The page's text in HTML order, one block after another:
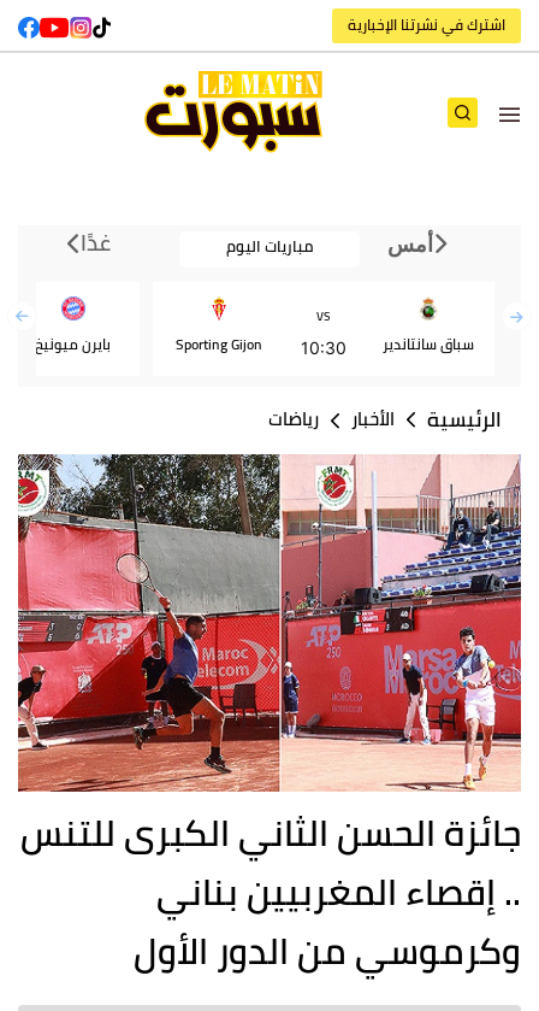
اشترك في نشرتنا الإخبارية
أمس مباريات اليوم غدًا
سباق سانتاندير
VS
10:30
Sporting Gijon بايرن ميونيخ
الرئيسية الأخبار رياضات
جائزة الحسن الثاني الكبرى للتنس
.. إقصاء المغربيين بناني
وكرموسي من الدور الأول